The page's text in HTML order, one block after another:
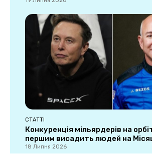
СТАТТІ
Конкуренція мільярдерів на
першим висадить людей на
18 Липня 2026